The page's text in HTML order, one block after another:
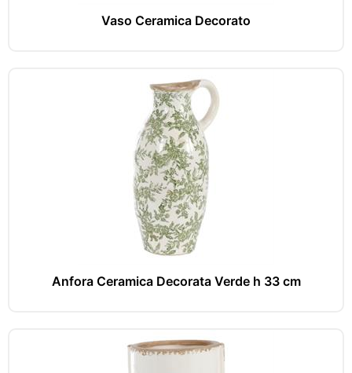
Vaso Ceramica Decorato
Anfora Ceramica Decorata Verde h 33 cm